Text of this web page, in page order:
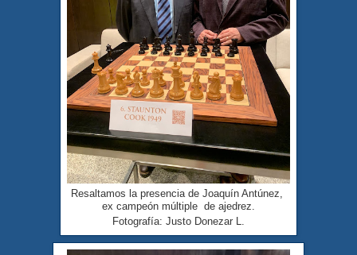
Resaltamos la presencia de Joaquín Antúnez,
ex campeón múltiple de ajedrez.
Fotografía: Justo Donezar L.